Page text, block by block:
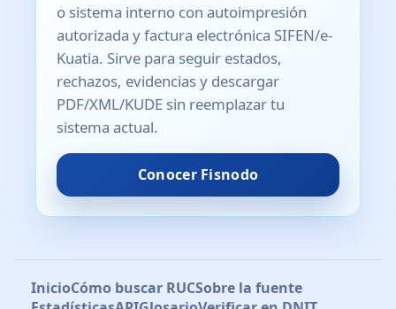
o sistema interno con autoimpresión
autorizada y factura electrónica SIFEN/e-
Kuatia. Sirve para seguir estados,
rechazos, evidencias y descargar
PDF/XML/KUDE sin reemplazar tu
sistema actual.
Conocer Fisnodo
InicioCómo buscar RUCSobre la fuente